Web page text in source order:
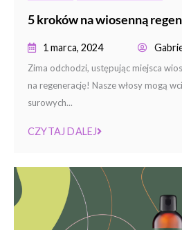
5 kroków na wiosenną
1 marca, 2024
Zima odchodzi, ustępując miejsca
na regenerację! Nasze włosy mogą
surowych...
CZYTAJ DALEJ